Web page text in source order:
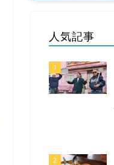
人気記事
1
2